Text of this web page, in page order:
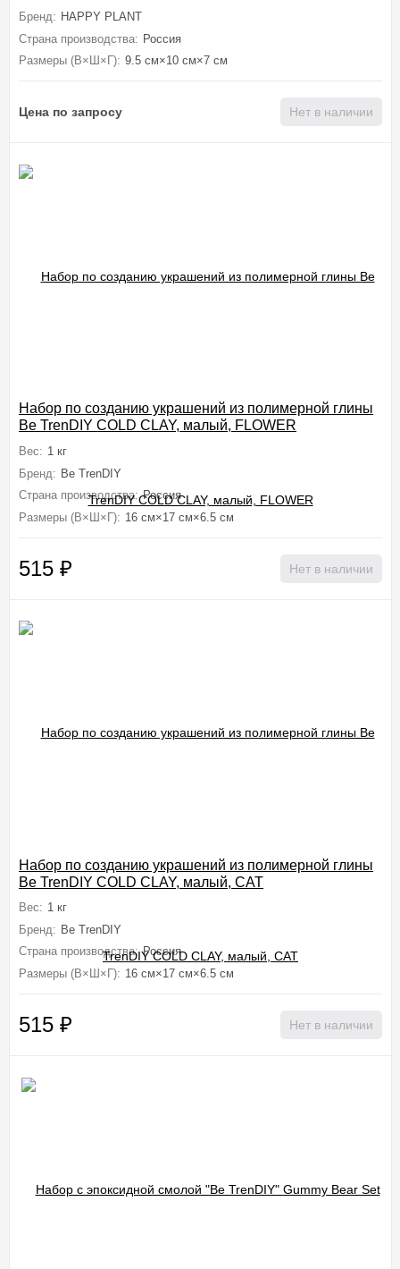
Бренд: HAPPY PLANT
Страна производства: Россия
Размеры (В×Ш×Г): 9.5 см×10 см×7 см
Цена по запросу Нет в наличии
Набор по созданию украшений из полимерной глины
Be TrenDIY COLD CLAY, малый, FLOWER
Вес: 1 кг
Бренд: Be TrenDIY
Страна производства: Россия
Размеры (В×Ш×Г): 16 см×17 см×6.5 см
515 ₽ Нет в наличии
Набор по созданию украшений из полимерной глины
Be TrenDIY COLD CLAY, малый, CAT
Вес: 1 кг
Бренд: Be TrenDIY
Страна производства: Россия
Размеры (В×Ш×Г): 16 см×17 см×6.5 см
515 ₽ Нет в наличии